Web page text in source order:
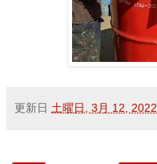
更新日 土曜日, 3月 12, 2022